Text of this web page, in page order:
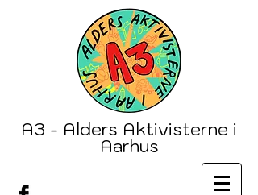
A3 - Alders Aktivisterne i
Aarhus